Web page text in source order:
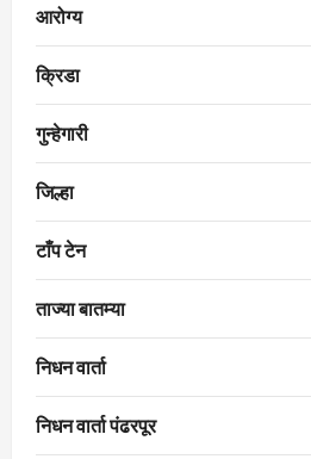
आरोग्य
क्रिडा
गुन्हेगारी
जिल्हा
टाँप टेन
ताज्या बातम्या
निधन वार्ता
निधन वार्ता पंढरपूर